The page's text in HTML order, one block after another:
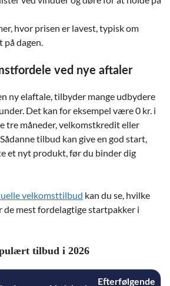
hvor prisen er lavest, typisk om
på dagen.
ved nye aftaler
ny elaftale, tilbyder mange udbydere
Det kan for eksempel være 0 kr. i
tre måneder, velkomstkredit eller
tilbud kan give en god start,
et nyt produkt, før du binder dig
velkomsttilbud kan du se, hvilke
de mest fordelagtige startpakker i
tilbud i 2026
Efterfølgende